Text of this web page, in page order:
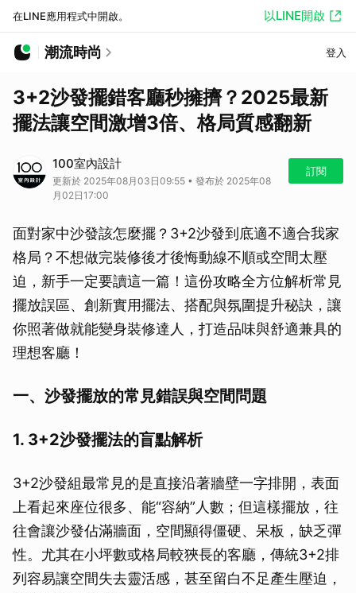
在LINE應用程式中開啟。 以LINE開啟
潮流時尚 登入
3+2沙發擺錯客廳秒擁擠？2025最新
擺法讓空間激增3倍、格局質感翻新
100室內設計
更新於 2025年08月03日09:55 • 發布於 2025年08
月02日17:00
訂閱
面對家中沙發該怎麼擺？3+2沙發到底適不適合我家
格局？不想做完裝修後才後悔動線不順或空間太壓
迫，新手一定要讀這一篇！這份攻略全方位解析常見
擺放誤區、創新實用擺法、搭配與氛圍提升秘訣，讓
你照著做就能變身裝修達人，打造品味與舒適兼具的
理想客廳！
一、沙發擺放的常見錯誤與空間問題
1. 3+2沙發擺法的盲點解析
3+2沙發組最常見的是直接沿著牆壁一字排開，表面
上看起來座位很多、能“容納”人數；但這樣擺放，往
往會讓沙發佔滿牆面，空間顯得僵硬、呆板，缺乏彈
性。尤其在小坪數或格局較狹長的客廳，傳統3+2排
列容易讓空間失去靈活感，甚至留白不足產生壓迫，